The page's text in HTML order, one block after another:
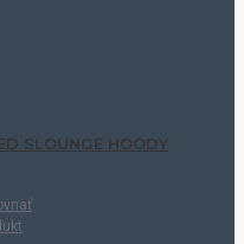
SLOUNGE HOODY